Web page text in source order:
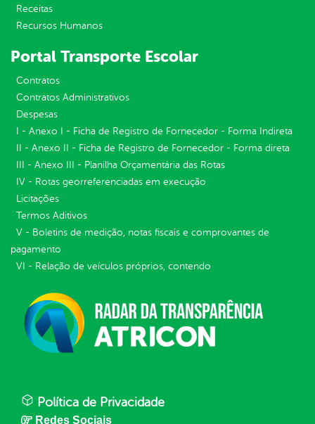
Receitas
Recursos Humanos
Portal Transporte Escolar
Contratos
Contratos Administrativos
Despesas
I - Anexo I - Ficha de Registro de Fornecedor - Forma Indireta
II - Anexo II - Ficha de Registro de Fornecedor - Forma direta
III - Anexo III - Planilha Orçamentária das Rotas
IV - Rotas georreferenciadas em execução
Licitações
Termos Aditivos
V - Boletins de medição, notas fiscais e comprovantes de
pagamento
VI - Relação de veículos próprios, contendo
Política de Privacidade
Redes Sociais